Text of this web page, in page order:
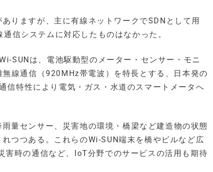
りますが、主に有線ネットワークでSDNとして用
信システムに対応したものはなかった。
SUNは、電池駆動型のメーター・センサー・モニ
線通信（920MHz帯電波）を特長とする、日本発の
信特性により電気・ガス・水道のスマートメータへ
量センサー、災害地の環境・橋梁など建造物の状態
つつある。これらのWi-SUN端末を橋やビルなど広
時の通信など、IoT分野でのサービスの活用も期待